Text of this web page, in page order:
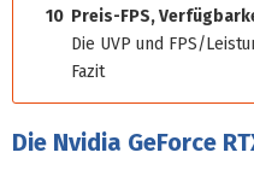
10 Preis-FPS,
Die UVP und FPS/
Fazit
Die Nvidia GeForce